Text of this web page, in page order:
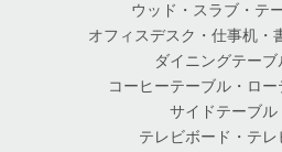
ウッド・スラブ・テ
オフィスデスク・仕事机・
ダイニングテーブ
コーヒーテーブル・ロ
サイドテーブル
テレビボード・テレ